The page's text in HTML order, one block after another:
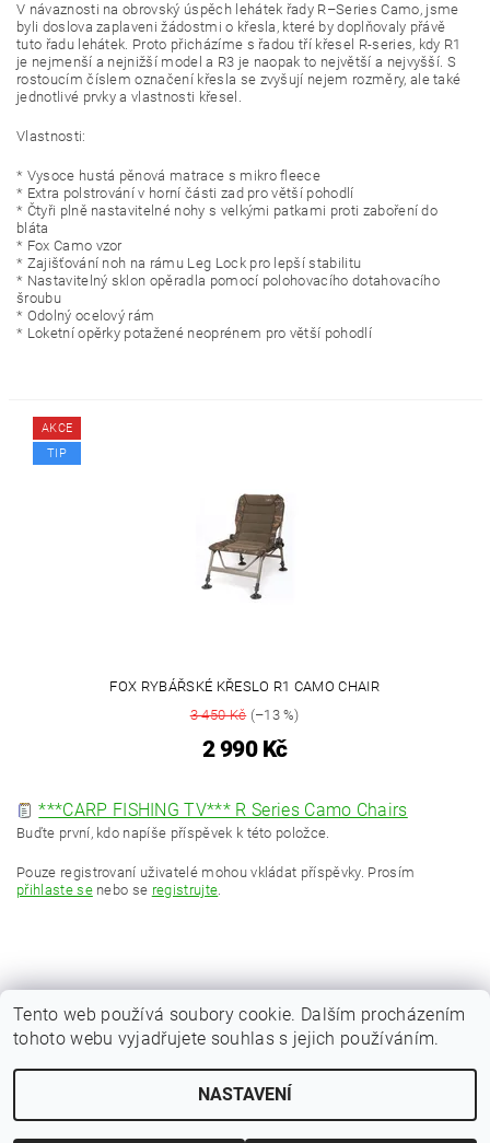
V návaznosti na obrovský úspěch lehátek řady R–Series Camo, jsme
byli doslova zaplaveni žádostmi o křesla, které by doplňovaly přávě
tuto řadu lehátek. Proto přicházíme s řadou tří křesel R-series, kdy R1
je nejmenší a nejnižší model a R3 je naopak to největší a nejvyšší. S
rostoucím číslem označení křesla se zvyšují nejem rozměry, ale také
jednotlivé prvky a vlastnosti křesel.
Vlastnosti:
* Vysoce hustá pěnová matrace s mikro fleece
* Extra polstrování v horní části zad pro větší pohodlí
* Čtyři plně nastavitelné nohy s velkými patkami proti zaboření do
bláta
* Fox Camo vzor
* Zajišťování noh na rámu Leg Lock pro lepší stabilitu
* Nastavitelný sklon opěradla pomocí polohovacího dotahovacího
šroubu
* Odolný ocelový rám
* Loketní opěrky potažené neoprénem pro větší pohodlí
AKCE
TIP
FOX RYBÁŘSKÉ KŘESLO R1 CAMO CHAIR
3 450 Kč(–13 %)
2 990 Kč
***CARP FISHING TV*** R Series Camo Chairs
Buďte první, kdo napíše příspěvek k této položce.
Pouze registrovaní uživatelé mohou vkládat příspěvky. Prosím
přihlaste senebo se registrujte.
Zboží.cz Heureka.cz
2026 © Kaprařina.cz, všechna práva vyhrazenaUpravit nastavení cookies
Tento web používá soubory cookie. Dalším procházením
tohoto webu vyjadřujete souhlas s jejich používáním.
NASTAVENÍ